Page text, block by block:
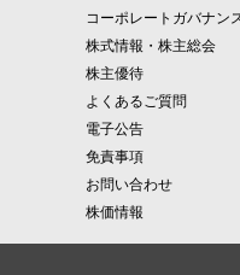
コーポレートガバナン
株式情報・株主総会
株主優待
よくあるご質問
電子公告
免責事項
お問い合わせ
株価情報